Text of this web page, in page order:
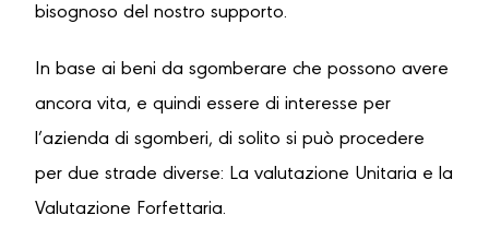
bisognoso del nostro supporto.
In base ai beni da sgomberare che possono avere
ancora vita, e quindi essere di interesse per
l’azienda di sgomberi, di solito si può procedere
per due strade diverse: La valutazione Unitaria e la
Valutazione Forfettaria.